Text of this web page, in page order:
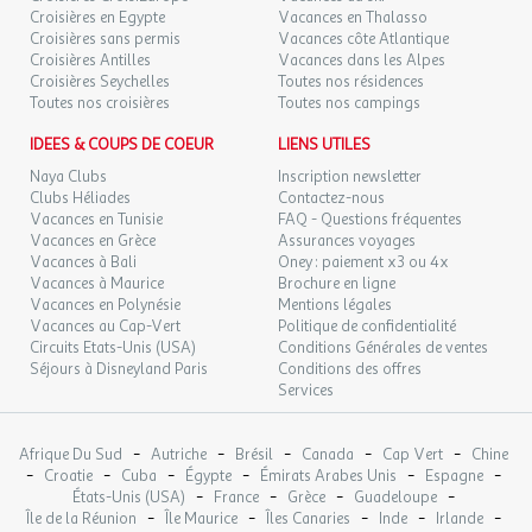
Tarragona
Equipements
Parking privé (Prix moyen par jour : 12 EUR), location de vélo,
terrasse, ascenseur, wifi, terrain de tennis, salle de fitness (gratuit),
extérieure (gratuit) de avril jusqu'à septembre, bar/lounge
Bon à savoir
Navette aéroport
Arrivée à partir de 14:00 jusqu'à 00:00
Départ à partir de 00:00 jusqu'à 10:00
Réception 24h
DIM.
25
OCT.
45 € /pers.
au lieu de
Retour le
26/10/2026
LUN.
OCT.
45 €/pers.
Retour le
MAR.
27
OCT.
45 €
au lieu de
MER.
28 45 €
au lieu de
Retour le
JEU.
29
OCT.
45 €/pers.
au lieu de83 €
Retour le
30/10/2026
Croisières en Egypte
Croisières sans permis
Croisières Antilles
Croisières Seychelles
Toutes nos croisières
Vacances en Thalasso
Vacances côte Atlantique
Vacances dans les Alpes
Toutes nos résidences
Toutes nos campings
IDEES & COUPS DE COEUR
Naya Clubs
Clubs Héliades
Vacances en Tunisie
Vacances en Grèce
Vacances à Bali
Vacances à Maurice
Vacances en Polynésie
Vacances au Cap-Vert
Circuits Etats-Unis (USA)
Séjours à Disneyland Paris
LIENS UTILES
Inscription newsletter
Contactez-nous
FAQ - Questions fréquentes
Assurances voyages
Oney : paiement x3 ou 4x
Brochure en ligne
Mentions légales
Politique de confidentialité
Conditions Générales de ventes
Conditions des offres
Services
Afrique Du Sud - Autriche - Brésil - Canada - Cap Vert - Chine
- Croatie - Cuba - Égypte - Émirats Arabes Unis - Espagne -
États-Unis (USA) - France - Grèce - Guadeloupe -
Île de la Réunion - Île Maurice - Îles Canaries - Inde - Irlande -